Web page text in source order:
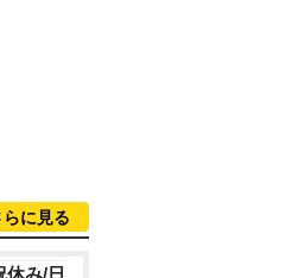
らに見る
み/日